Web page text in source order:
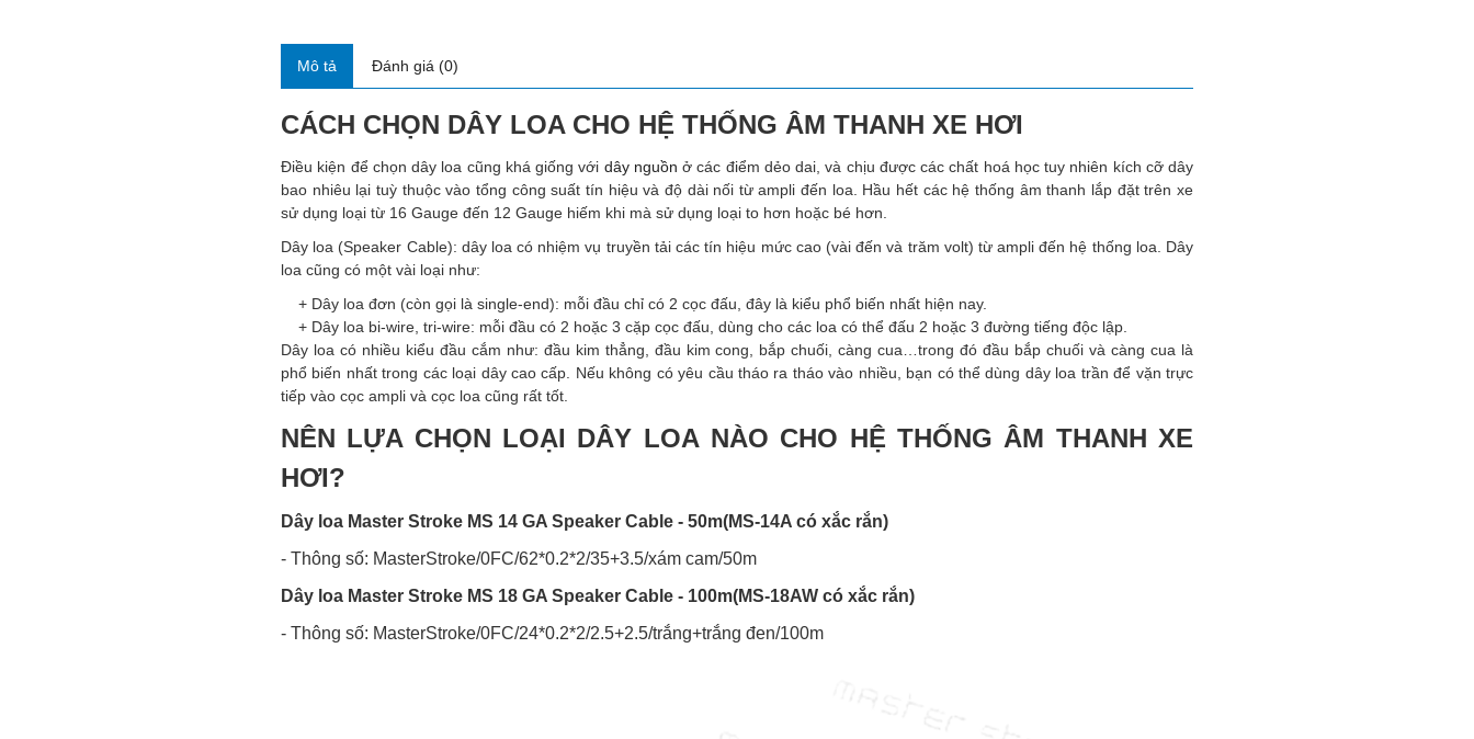
Mô tả Đánh giá (0)
CÁCH CHỌN DÂY LOA CHO HỆ THỐNG ÂM THANH XE HƠI
Điều kiện để chọn dây loa cũng khá giống với dây nguồn ở các điểm dẻo dai, và chịu được các chất hoá học tuy nhiên kích cỡ dây
bao nhiêu lại tuỳ thuộc vào tổng công suất tín hiệu và độ dài nối từ ampli đến loa. Hầu hết các hệ thống âm thanh lắp đặt trên xe
sử dụng loại từ 16 Gauge đến 12 Gauge hiếm khi mà sử dụng loại to hơn hoặc bé hơn.
Dây loa (Speaker Cable): dây loa có nhiệm vụ truyền tải các tín hiệu mức cao (vài đến và trăm volt) từ ampli đến hệ thống loa. Dây
loa cũng có một vài loại như:
+ Dây loa đơn (còn gọi là single-end): mỗi đầu chỉ có 2 cọc đấu, đây là kiểu phổ biến nhất hiện nay.
+ Dây loa bi-wire, tri-wire: mỗi đầu có 2 hoặc 3 cặp cọc đấu, dùng cho các loa có thể đấu 2 hoặc 3 đường tiếng độc lập.
Dây loa có nhiều kiểu đầu cắm như: đầu kim thẳng, đầu kim cong, bắp chuối, càng cua…trong đó đầu bắp chuối và càng cua là
phổ biến nhất trong các loại dây cao cấp. Nếu không có yêu cầu tháo ra tháo vào nhiều, bạn có thể dùng dây loa trần để vặn trực
tiếp vào cọc ampli và cọc loa cũng rất tốt.
NÊN LỰA CHỌN LOẠI DÂY LOA NÀO CHO HỆ THỐNG ÂM THANH XE
HƠI?
Dây loa Master Stroke MS 14 GA Speaker Cable - 50m(MS-14A có xắc rắn)
- Thông số: MasterStroke/0FC/62*0.2*2/35+3.5/xám cam/50m
Dây loa Master Stroke MS 18 GA Speaker Cable - 100m(MS-18AW có xắc rắn)
- Thông số: MasterStroke/0FC/24*0.2*2/2.5+2.5/trắng+trắng đen/100m